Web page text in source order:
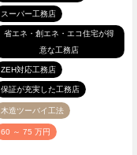
スーパー工務店
省エネ・創エネ・エコ住宅が得
意な工務店
ZEH対応工務店
保証が充実した工務店
木造ツーバイ工法
60 ～ 75 万円